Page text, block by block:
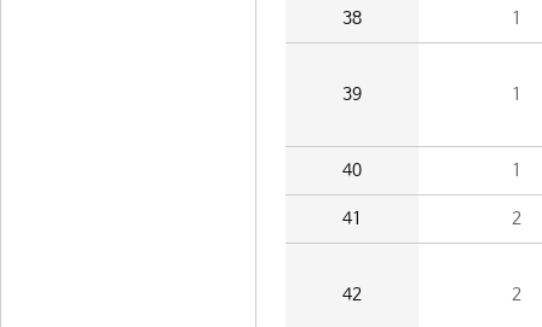
38 1
39 1
40 1
41 2
42 2